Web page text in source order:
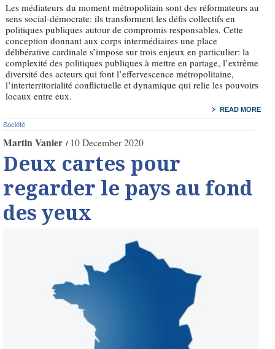
Les médiateurs du moment métropolitain sont des réformateurs au
sens social-démocrate: ils transforment les défis collectifs en
politiques publiques autour de compromis responsables. Cette
conception donnant aux corps intermédiaires une place
délibérative cardinale s’impose sur trois enjeux en particulier: la
complexité des politiques publiques à mettre en partage, l’extrême
diversité des acteurs qui font l’effervescence métropolitaine,
l’interterritorialité conflictuelle et dynamique qui relie les pouvoirs
locaux entre eux.
READ MORE
Société
Martin Vanier 10 December 2020
Deux cartes pour
regarder le pays au fond
des yeux